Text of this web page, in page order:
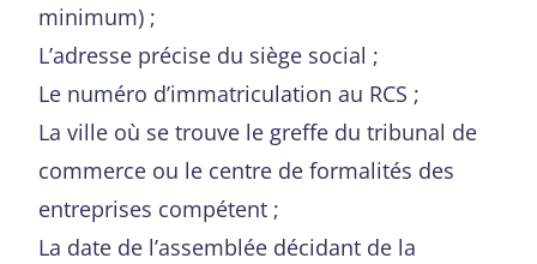
minimum) ;
L’adresse précise du siège social ;
Le numéro d’immatriculation au RCS ;
La ville où se trouve le greffe du tribunal de
commerce ou le centre de formalités des
entreprises compétent ;
La date de l’assemblée décidant de la